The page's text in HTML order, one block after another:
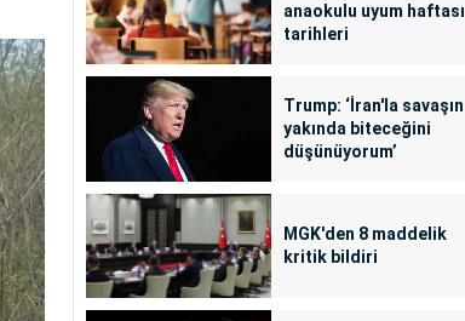
anaokulu uyum haftası
tarihleri
Trump: ‘İran'la savaşın
yakında biteceğini
düşünüyorum’
MGK'den 8 maddelik
kritik bildiri